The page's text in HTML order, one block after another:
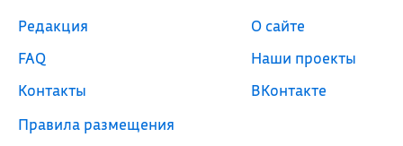
Редакция
FAQ
Контакты
Правила размещения
О сайте
Наши проекты
ВКонтакте